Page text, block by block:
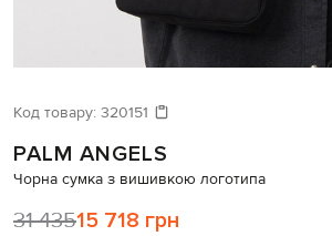
Давайте підберемо щось ще
Код товару: 320151
PALM ANGELS
Чорна сумка з вишивкою логотипа
31 43515 718 грн